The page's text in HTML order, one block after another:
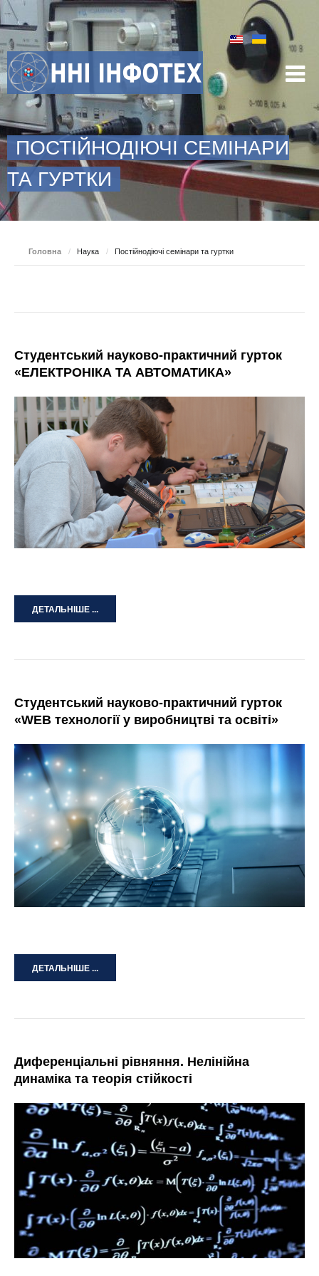
ПОСТІЙНОДІЮЧІ СЕМІНАРИ
ТА ГУРТКИ
Головна / Наука / Постійнодіючі семінари та гуртки
Студентський науково-практичний гурток
«ЕЛЕКТРОНІКА ТА АВТОМАТИКА»
ДЕТАЛЬНІШЕ ...
Студентський науково-практичний гурток
«WEB технології у виробництві та освіті»
ДЕТАЛЬНІШЕ ...
Диференціальні рівняння. Нелінійна
динаміка та теорія стійкості